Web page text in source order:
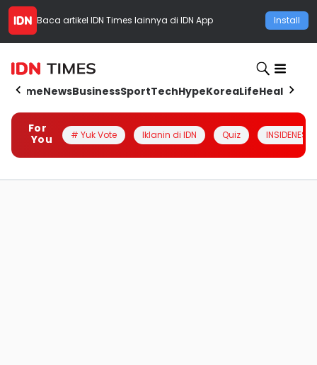
Baca artikel IDN Times lainnya di IDN App Install
HomeNewsBusinessSportTechHypeKoreaLifeHealth
For
You
# Yuk Vote Iklanin di IDN Quiz INSIDENESIA